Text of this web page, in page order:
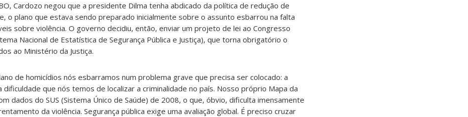
Cardozo negou que a presidente Dilma tenha abdicado da política de redução de
o plano que estava sendo preparado inicialmente sobre o assunto esbarrou na falta
sobre violência. O governo decidiu, então, enviar um projeto de lei ao Congresso
Nacional de Estatística de Segurança Pública e Justiça), que torna obrigatório o
ao Ministério da Justiça.
de homicídios nós esbarramos num problema grave que precisa ser colocado: a
dificuldade que nós temos de localizar a criminalidade no país. Nosso próprio Mapa da
dados do SUS (Sistema Único de Saúde) de 2008, o que, óbvio, dificulta imensamente
da violência. Segurança pública exige uma avaliação global. É preciso cruzar